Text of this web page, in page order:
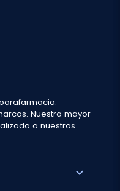
Nuestra mayor
a nuestros
expand_more